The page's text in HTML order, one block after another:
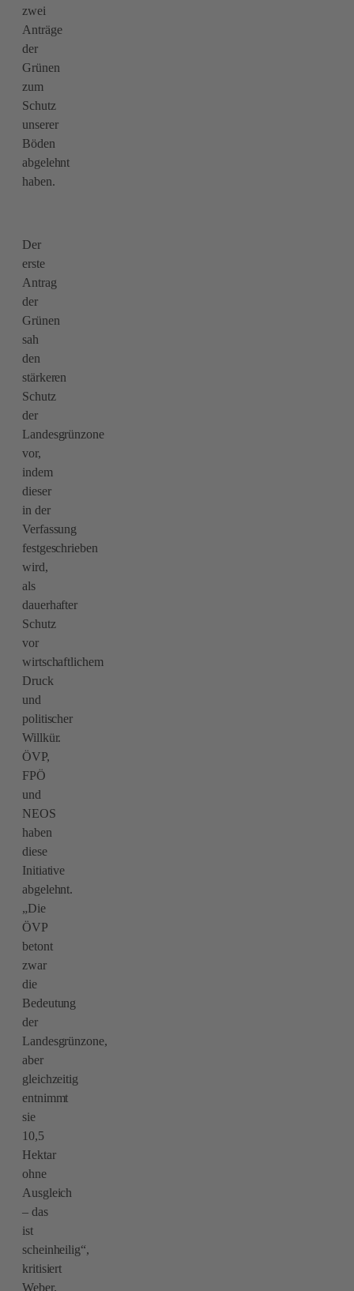
zwei
Anträge
der
Grünen
zum
Schutz
unserer
Böden
abgelehnt
haben.
Der
erste
Antrag
der
Grünen
sah
den
stärkeren
Schutz
der
Landesgrünzone
vor,
indem
dieser
in der
Verfassung
festgeschrieben
wird,
als
dauerhafter
Schutz
vor
wirtschaftlichem
Druck
und
politischer
Willkür.
ÖVP,
FPÖ
und
NEOS
haben
diese
Initiative
abgelehnt.
„Die
ÖVP
betont
zwar
die
Bedeutung
der
Landesgrünzone,
aber
gleichzeitig
entnimmt
sie
10,5
Hektar
ohne
Ausgleich
– das
ist
scheinheilig“,
kritisiert
Weber.